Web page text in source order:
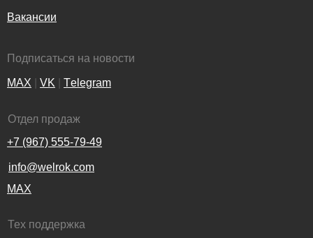
Тех поддержка
Отдел продаж
+7 (967) 555-79-49
info@welrok.com
Подписаться на новости
MAX VK Тelegram
MAX
Вакансии